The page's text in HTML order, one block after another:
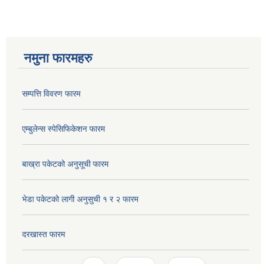
नमुना फारमहरु
सम्पत्ति विवरण फारम
एम्बुलेन्स स्पेसिफिकेशन फारम
बाख्रा पकेटको अनुसूची फारम
भेडा पकेटको लागी अनुसुची १ र २ फारम
दरखास्त फारम